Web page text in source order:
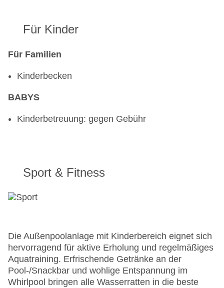
Für Kinder
Für Familien
Kinderbecken
BABYS
Kinderbetreuung: gegen Gebühr
Sport & Fitness
Die Außenpoolanlage mit Kinderbereich eignet sich
hervorragend für aktive Erholung und regelmäßiges
Aquatraining. Erfrischende Getränke an der
Pool-/Snackbar und wohlige Entspannung im
Whirlpool bringen alle Wasserratten in die beste